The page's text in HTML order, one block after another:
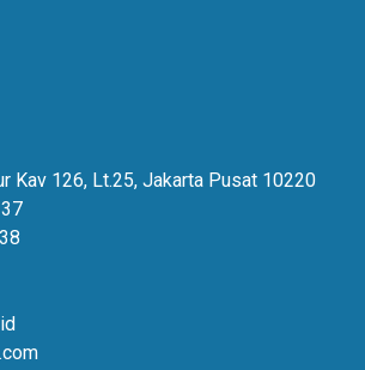
Kav 126, Lt.25, Jakarta Pusat 10220